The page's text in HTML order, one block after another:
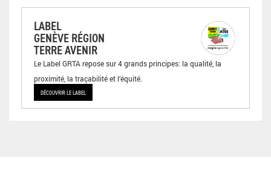
LABEL
GENÈVE RÉGION
TERRE AVENIR
Le Label GRTA repose sur 4 grands principes: la qualité, la
proximité, la traçabilité et l’équité.
DÉCOUVRIR LE LABEL